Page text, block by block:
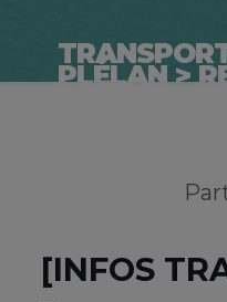
PLÉLAN >
[INFOS